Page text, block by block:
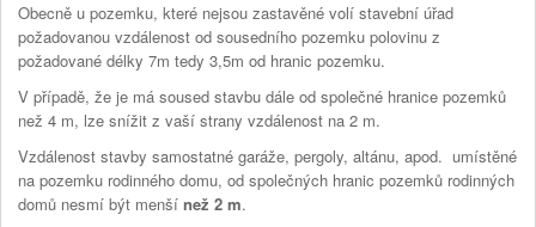
Obecně u pozemku, které nejsou zastavěné volí stavební úřad
požadovanou vzdálenost od sousedního pozemku polovinu z
požadované délky 7m tedy 3,5m od hranic pozemku.
V případě, že je má soused stavbu dále od společné hranice pozemků
než 4 m, lze snížit z vaší strany vzdálenost na 2 m.
Vzdálenost stavby samostatné garáže, pergoly, altánu, apod. umístěné
na pozemku rodinného domu, od společných hranic pozemků rodinných
domů nesmí být menší než 2 m.